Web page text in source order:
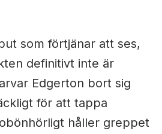
som förtjänar att ses,
definitivt inte är
Edgerton bort sig
för att tappa
håller greppet